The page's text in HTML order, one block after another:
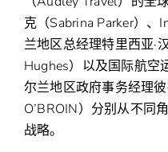
克（Sabrina Parker）、
兰地区总经理特里西亚·
Hughes）以及国际航空
尔兰地区政府事务经理
O’BROIN）分别从不同
战略。